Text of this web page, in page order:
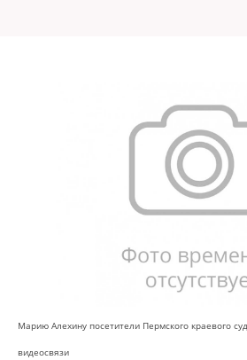
Марию Алехину посетители Пермского краевого
видеосвязи